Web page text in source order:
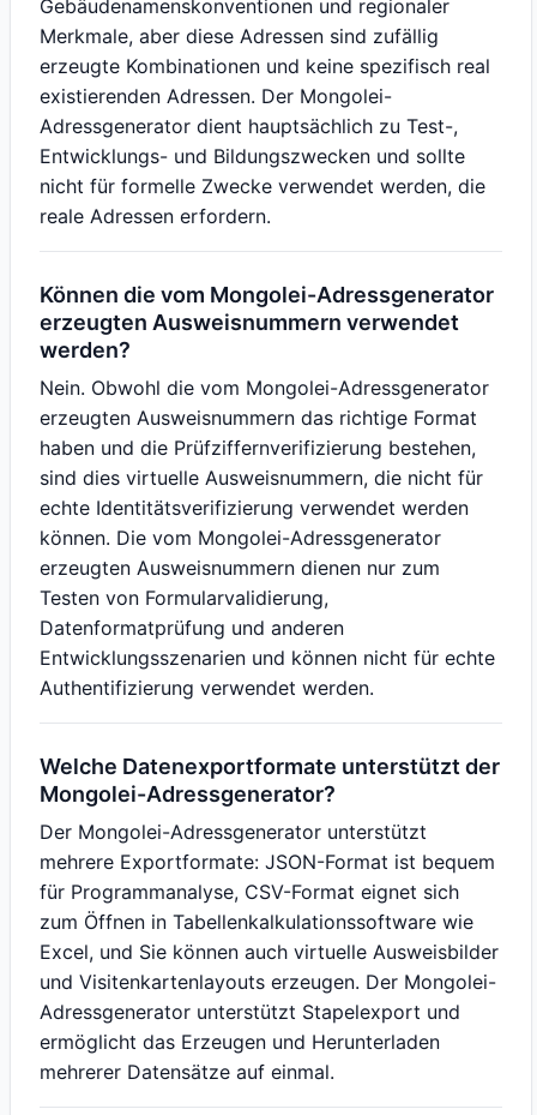
Gebäudenamenskonventionen und regionaler
Merkmale, aber diese Adressen sind zufällig
erzeugte Kombinationen und keine spezifisch real
existierenden Adressen. Der Mongolei-
Adressgenerator dient hauptsächlich zu Test-,
Entwicklungs- und Bildungszwecken und sollte
nicht für formelle Zwecke verwendet werden, die
reale Adressen erfordern.
Können die vom Mongolei-Adressgenerator
erzeugten Ausweisnummern verwendet
werden?
Nein. Obwohl die vom Mongolei-Adressgenerator
erzeugten Ausweisnummern das richtige Format
haben und die Prüfziffernverifizierung bestehen,
sind dies virtuelle Ausweisnummern, die nicht für
echte Identitätsverifizierung verwendet werden
können. Die vom Mongolei-Adressgenerator
erzeugten Ausweisnummern dienen nur zum
Testen von Formularvalidierung,
Datenformatprüfung und anderen
Entwicklungsszenarien und können nicht für echte
Authentifizierung verwendet werden.
Welche Datenexportformate unterstützt der
Mongolei-Adressgenerator?
Der Mongolei-Adressgenerator unterstützt
mehrere Exportformate: JSON-Format ist bequem
für Programmanalyse, CSV-Format eignet sich
zum Öffnen in Tabellenkalkulationssoftware wie
Excel, und Sie können auch virtuelle Ausweisbilder
und Visitenkartenlayouts erzeugen. Der Mongolei-
Adressgenerator unterstützt Stapelexport und
ermöglicht das Erzeugen und Herunterladen
mehrerer Datensätze auf einmal.